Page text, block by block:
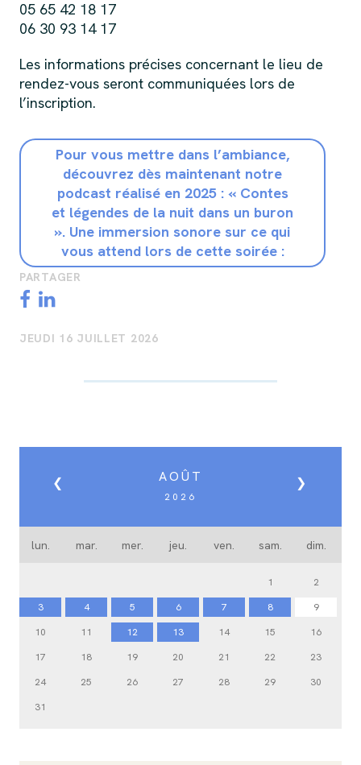
05 65 42 18 17
06 30 93 14 17
Les informations précises concernant le lieu de
rendez-vous seront communiquées lors de
l’inscription.
Pour vous mettre dans l’ambiance,
découvrez dès maintenant notre
podcast réalisé en 2025 : « Contes
et légendes de la nuit dans un buron
». Une immersion sonore sur ce qui
vous attend lors de cette soirée :
PARTAGER
JEUDI 16 JUILLET 2026
❮ ❯
AOÛT
2026
lun. mar. mer. jeu. ven. sam. dim.
1
2
3
4 5 6 7 8
9
10
11 12 13 14 15
16
17
18 19 20 21 22
23
24
25 26 27 28 29
30
31